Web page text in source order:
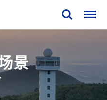
景